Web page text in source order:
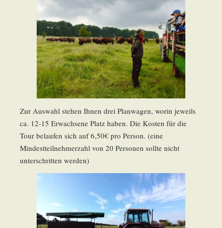
Zur Auswahl stehen Ihnen drei Planwagen, worin jeweils
ca. 12-15 Erwachsene Platz haben. Die Kosten für die
Tour belaufen sich auf 6,50€ pro Person. (eine
Mindestteilnehmerzahl von 20 Personen sollte nicht
unterschritten werden)